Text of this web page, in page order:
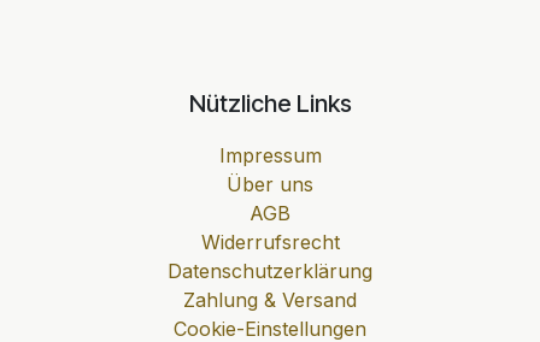
Nützliche Links
Impressum
Über uns
AGB
Widerrufsrecht
Datenschutzerklärung
Zahlung & Versand
Cookie-Einstellungen